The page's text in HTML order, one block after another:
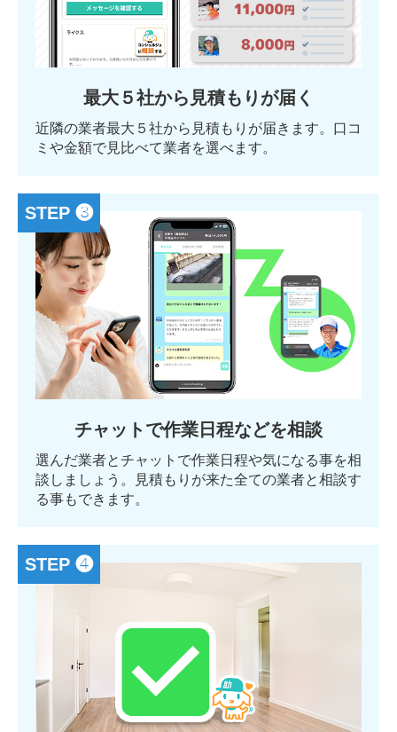
最大５社から見積もりが届く
近隣の業者最大５社から見積もりが届きます。口コ
ミや金額で見比べて業者を選べます。
STEP ❸
チャットで作業日程などを相談
選んだ業者とチャットで作業日程や気になる事を相
談しましょう。見積もりが来た全ての業者と相談す
る事もできます。
STEP ❹